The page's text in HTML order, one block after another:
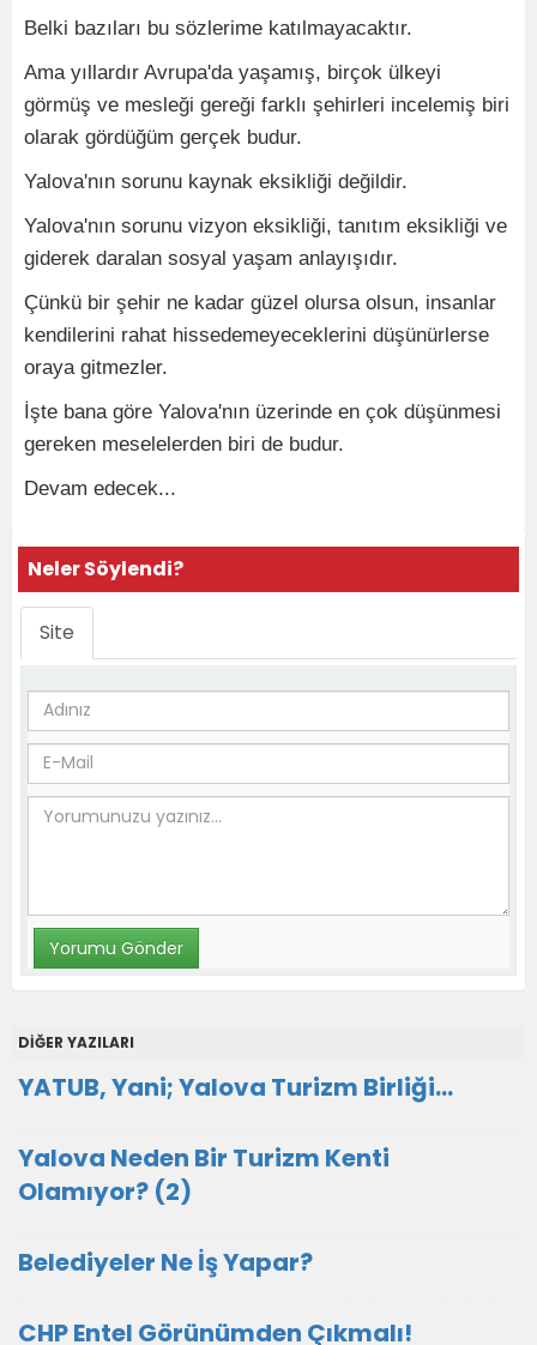
Belki bazıları bu sözlerime katılmayacaktır.
Ama yıllardır Avrupa'da yaşamış, birçok ülkeyi
görmüş ve mesleği gereği farklı şehirleri incelemiş biri
olarak gördüğüm gerçek budur.
Yalova'nın sorunu kaynak eksikliği değildir.
Yalova'nın sorunu vizyon eksikliği, tanıtım eksikliği ve
giderek daralan sosyal yaşam anlayışıdır.
Çünkü bir şehir ne kadar güzel olursa olsun, insanlar
kendilerini rahat hissedemeyeceklerini düşünürlerse
oraya gitmezler.
İşte bana göre Yalova'nın üzerinde en çok düşünmesi
gereken meselelerden biri de budur.
Devam edecek...
Neler Söylendi?
Site
DİĞER YAZILARI
YATUB, Yani; Yalova Turizm Birliği...
Yalova Neden Bir Turizm Kenti
Olamıyor? (2)
Belediyeler Ne İş Yapar?
CHP Entel Görünümden Çıkmalı!